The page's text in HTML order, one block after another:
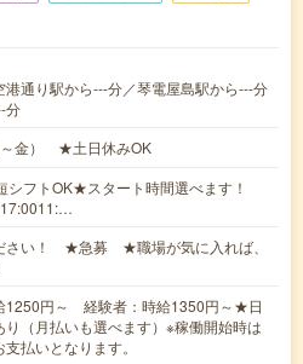
港通り駅から---分／琴電屋島駅から---分
分
～金） ★土日休みOK
フトOK★スタート時間選べます！
さい！ ★急募 ★職場が気に入れば、
1250円～ 経験者：時給1350円～★日
（月払いも選べます）※稼働開始時は
払いとなります。